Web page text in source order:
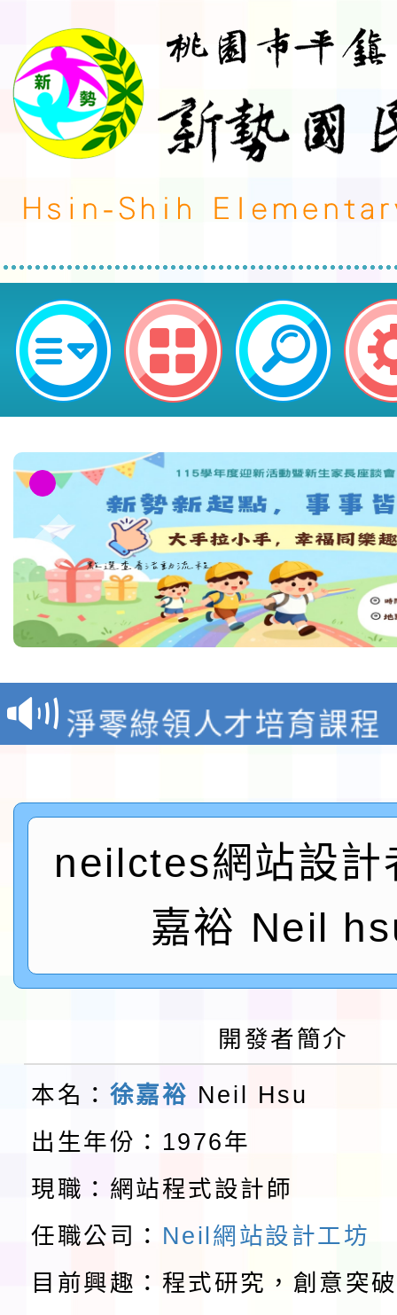
neilctes網站設計者：徐嘉裕
教育部校安中心白海豚
報
淨零綠領人才培育課程
及師生本土語及新住民
實施要點各1份
115年食農教育專業人
程
函轉國家通訊傳播委員
鎮韌性（防空）演習－
速演練執行計畫」
「115年金融知識線上
法」
本校115學年度第1學
第3次招考代課鐘點教
告(不再辦理後續甄選)
檢送「桃園市115學年
賽實施要點」1份
本市「115學年度學生
程安排一案
「桃園市補助參觀特色
展演活動實施計畫」
請一案
教育部校安中心白海豚
報
淨零綠領人才培育課程
檢送桃園市115學年度
neilctes網站設計
嘉裕 Neil
開發者簡介
本名： 徐嘉裕 Neil Hsu
出生年份：1976年
現職：網站程式設計師
任職公司： Neil網站設計工坊
目前興趣：程式研究，創意突